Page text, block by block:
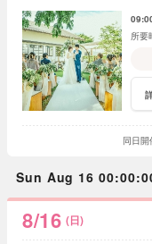
同日
Sun Aug 16
8/16 (日)